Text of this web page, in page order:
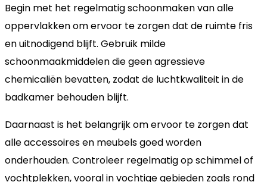
Begin met het regelmatig schoonmaken van alle
oppervlakken om ervoor te zorgen dat de ruimte fris
en uitnodigend blijft. Gebruik milde
schoonmaakmiddelen die geen agressieve
chemicaliën bevatten, zodat de luchtkwaliteit in de
badkamer behouden blijft.
Daarnaast is het belangrijk om ervoor te zorgen dat
alle accessoires en meubels goed worden
onderhouden. Controleer regelmatig op schimmel of
vochtplekken, vooral in vochtige gebieden zoals rond